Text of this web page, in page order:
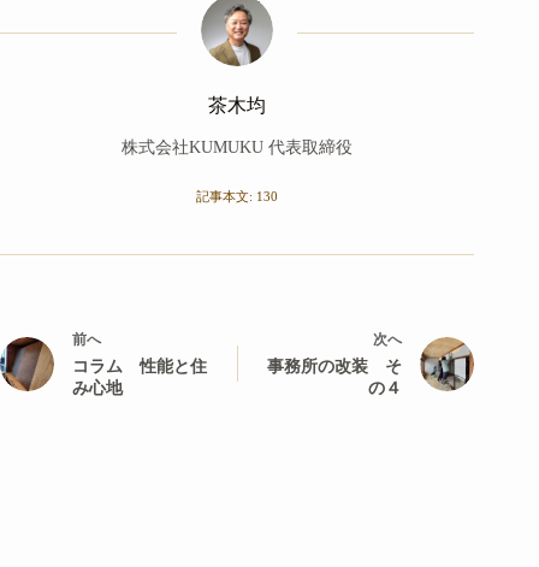
茶木均
株式会社KUMUKU 代表取締役
記事本文: 130
前へ
コラム 性能と住
み心地
次へ
事務所の改装 そ
の４